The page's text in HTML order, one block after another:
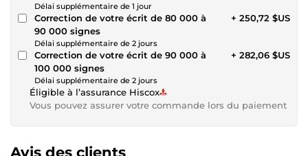
Délai supplémentaire de 1 jour
Correction de votre écrit de 80 000 à
90 000 signes
Délai supplémentaire de 2 jours
+ 250,72 $US
Correction de votre écrit de 90 000 à
100 000 signes
Délai supplémentaire de 2 jours
+ 282,06 $US
Éligible à l’assurance Hiscox
Vous pouvez assurer votre commande lors du paiement
Avis des clients